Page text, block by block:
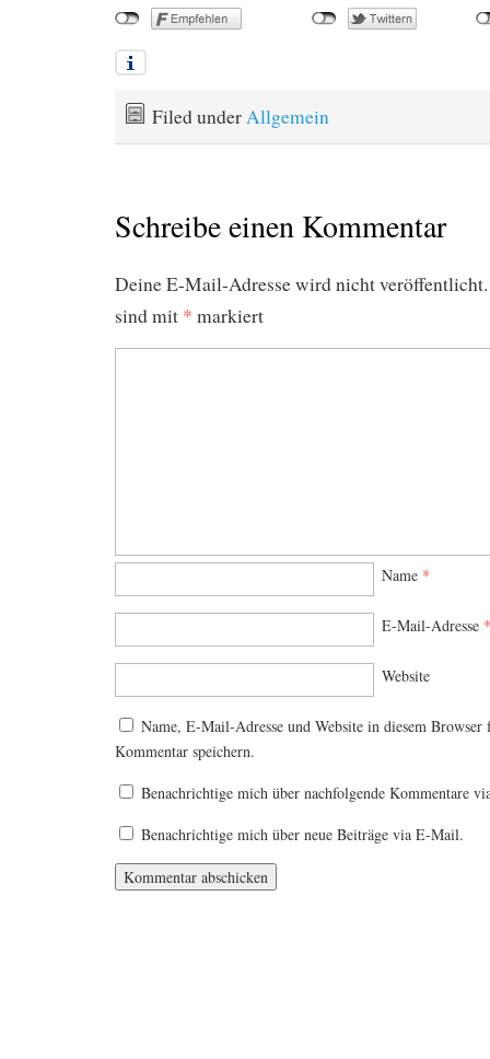
Filed underAllgemein
Schreibe einen Kommentar
Deine E-Mail-Adresse wird nicht veröffentlicht.
sind mit * markiert
Name *
E-Mail-Adresse *
Website
Name, E-Mail-Adresse und Website in diesem Browser
Kommentar speichern.
Benachrichtige mich über nachfolgende Kommentare
Benachrichtige mich über neue Beiträge via E-Mail.